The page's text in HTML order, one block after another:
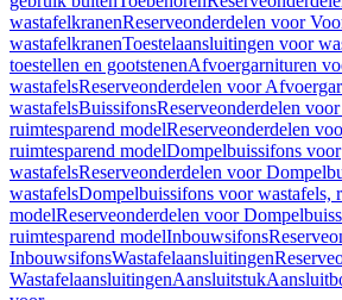
wastafelkranenReserveonderdelen voor
wastafelkranenToestelaansluitingen voor
toestellen en gootstenenAfvoergarnituren
wastafelsReserveonderdelen voor
wastafelsBuissifonsReserveonderdelen
ruimtesparend modelReserveonderdelen
ruimtesparend modelDompelbuissifons voor
wastafelsReserveonderdelen voor
wastafelsDompelbuissifons voor wastafels,
modelReserveonderdelen voor
ruimtesparend modelInbouwsifons
InbouwsifonsWastafelaansluitingen
WastafelaansluitingenAansluitstuk